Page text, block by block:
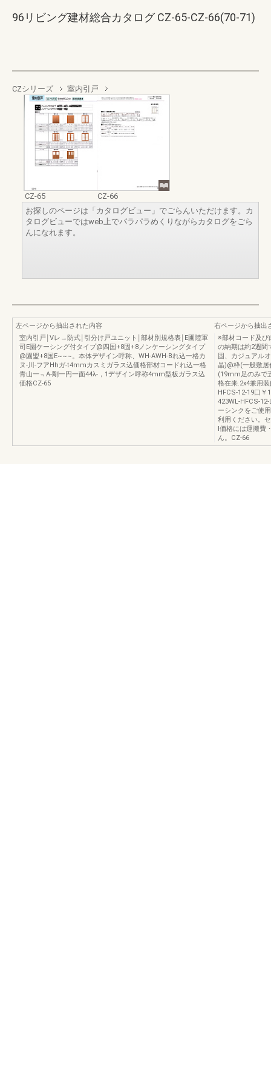
96リビング建材総合カタログ CZ-65-CZ-66(70-71)
CZシリーズ 室内引戸
CZ-65
CZ-66
お探しのページは「カタログビュー」でごらんいただけます。カ
タログビューではweb上でパラパラめくりながらカタログをごら
んになれます。
左ページから抽出された内容
室内引戸￨Vレ→防式￨引分け戸ユニット￨部材別規格表￨E圃陸軍
司E園ケーシング付タイプ@四国+8固+8ノンケーシングタイプ
@園盟+8国E~~~。本体デザイン呼称、WH-AWH-Bれ込一格カ
ヌ-川-フアHhガ-t4mmカスミガラス込価格部材コードれ込一格
青山一﹃A-剛一円一面44λ-，1デザイン呼称4mm型板ガラス込
価格CZ-65
右ページから抽出
※部材コード及び
の納期は約2週間
固、カジュアル
晶)@枠(一般敷
(19mm足のみで
格在来.2x4兼用
HFCS-12-19口
423WL-HFCS-
ーシンクをご使
利用ください。
I価格には運搬費
ん。CZ-66